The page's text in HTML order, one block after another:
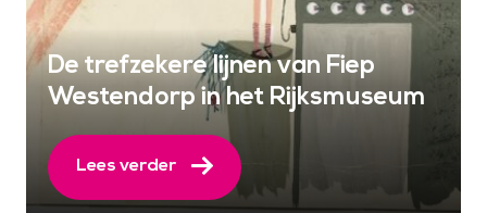
De trefzekere lijnen van Fiep
Westendorp in het Rijksmuseum
Lees verder